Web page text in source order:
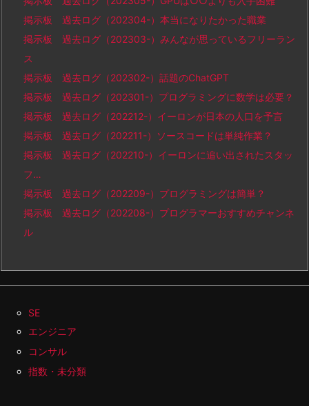
掲示板 過去ログ（202304-）本当になりたかった職業
掲示板 過去ログ（202303-）みんなが思っているフリーラン
ス
掲示板 過去ログ（202302-）話題のChatGPT
掲示板 過去ログ（202301-）プログラミングに数学は必要？
掲示板 過去ログ（202212-）イーロンが日本の人口を予言
掲示板 過去ログ（202211-）ソースコードは単純作業？
掲示板 過去ログ（202210-）イーロンに追い出されたスタッ
フ…
掲示板 過去ログ（202209-）プログラミングは簡単？
掲示板 過去ログ（202208-）プログラマーおすすめチャンネ
ル
SE
エンジニア
コンサル
指数・未分類